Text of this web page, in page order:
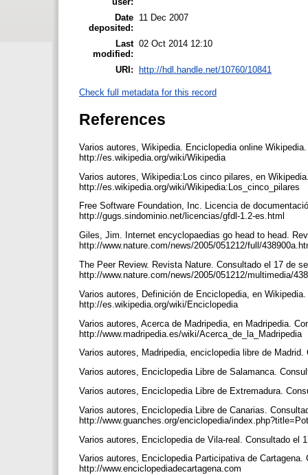
Date
deposited:
11 Dec 2007
Last
modified:
02 Oct 2014 12:10
URI: http://hdl.handle.net/10760/10841
Check full metadata for this record
References
Varios autores, Wikipedia. Enciclopedia online
http://es.wikipedia.org/wiki/Wikipedia
Varios autores, Wikipedia:Los cinco pilares, en
http://es.wikipedia.org/wiki/Wikipedia:Los_cinco_pilares
Free Software Foundation, Inc. Licencia de
http://gugs.sindominio.net/licencias/gfdl-1.2-es.html
Giles, Jim. Internet encyclopaedias go head to head.
http://www.nature.com/news/2005/051212/full/
The Peer Review. Revista Nature. Consultado el 17 de
http://www.nature.com/news/2005/051212/multimedia/
Varios autores, Definición de Enciclopedia, en
http://es.wikipedia.org/wiki/Enciclopedia
Varios autores, Acerca de Madripedia, en Madripedia.
http://www.madripedia.es/wiki/Acerca_de_la_Madripedia
Varios autores, Madripedia, enciclopedia libre de
Varios autores, Enciclopedia Libre de Salamanca.
Varios autores, Enciclopedia Libre de Extremadura.
Varios autores, Enciclopedia Libre de Canarias.
http://www.guanches.org/enciclopedia/
Varios autores, Enciclopedia de Vila-real. Consultado el
Varios autores, Enciclopedia Participativa de
http://www.enciclopediadecartagena.com